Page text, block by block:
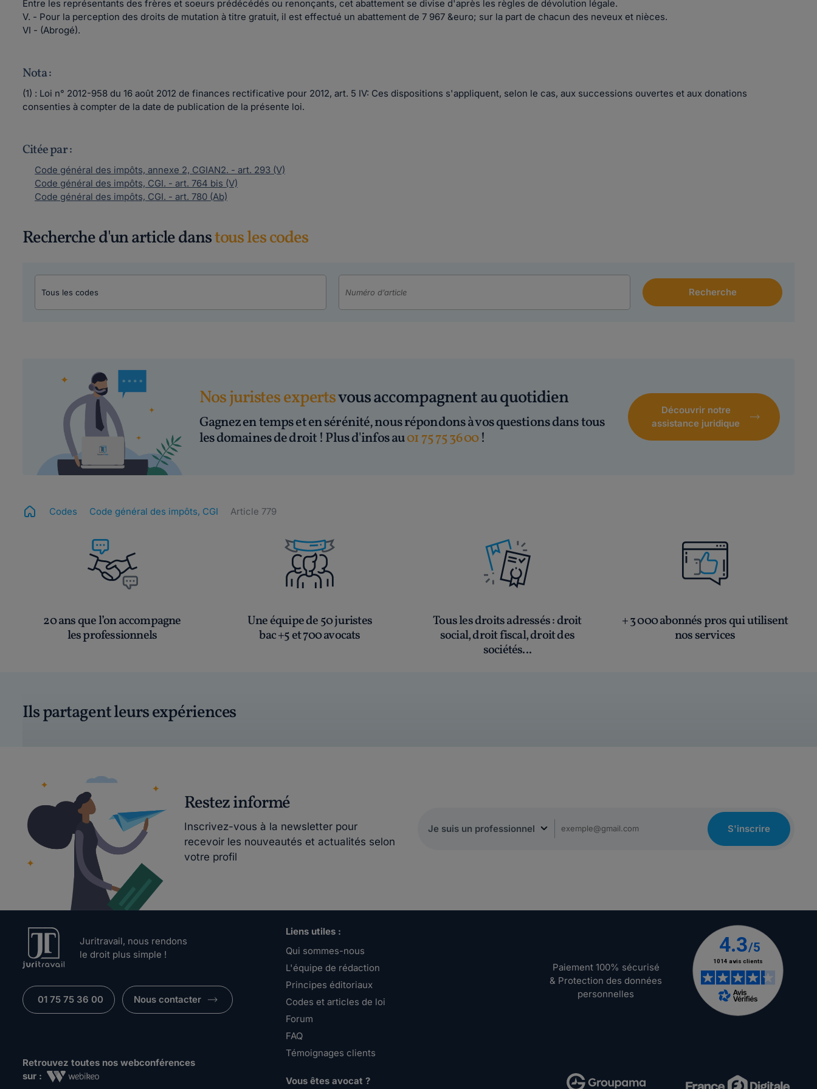
Entre les représentants des frères et soeurs prédécédés ou renonçants, cet abattement se divise d'après les règles de dévolution légale.
V. - Pour la perception des droits de mutation à titre gratuit, il est effectué un abattement de 7 967 &euro; sur la part de chacun des neveux et nièces.
VI - (Abrogé).
Nota :
(1) : Loi n° 2012-958 du 16 août 2012 de finances rectificative pour 2012, art. 5 IV: Ces dispositions s'appliquent, selon le cas, aux successions ouvertes et aux donations
consenties à compter de la date de publication de la présente loi.
Citée par :
Code général des impôts, annexe 2, CGIAN2. - art. 293 (V)
Code général des impôts, CGI. - art. 764 bis (V)
Code général des impôts, CGI. - art. 780 (Ab)
Recherche d'un article danstous les codes
Nos juristes expertsvous accompagnent au quotidien
Gagnez en temps et en sérénité, nous répondons à vos questions dans tous
les domaines de droit ! Plus d'infos au01 75 75 36 00!
Découvrir notre
assistance juridique
Codes Code général des impôts, CGI Article 779
20 ans que l’on accompagne
les professionnels
Une équipe de 50 juristes
bac +5 et 700 avocats
Tous les droits adressés: droit
social, droit fiscal, droit des
sociétés...
+ 3 000 abonnés pros qui utilisent
nos services
Ils partagent leurs expériences
Restez informé
Inscrivez-vous à la newsletter pour
recevoir les nouveautés et actualités selon
votre profil
S'inscrire
Juritravail, nous rendons
le droit plus simple !
01 75 75 36 00 Nous contacter
Retrouvez toutes nos webconférences
sur :
Liens utiles :
Qui sommes-nous
L'équipe de rédaction
Principes éditoriaux
Codes et articles de loi
Forum
FAQ
Témoignages clients
Vous êtes avocat ?
Paiement 100% sécurisé
& Protection des données
personnelles